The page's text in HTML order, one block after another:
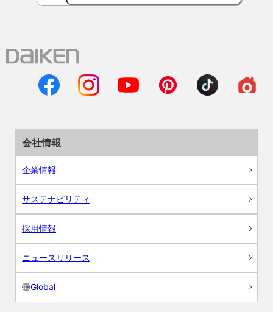
会社情報
企業情報
サステナビリティ
採用情報
ニュースリリース
Global